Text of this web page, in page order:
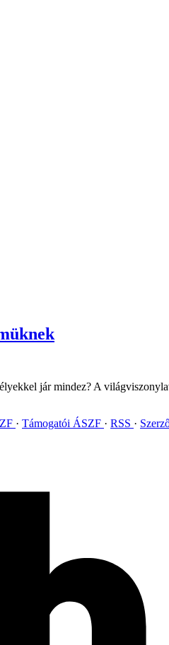
jár mindez? A
Támogatói ÁSZF RSS